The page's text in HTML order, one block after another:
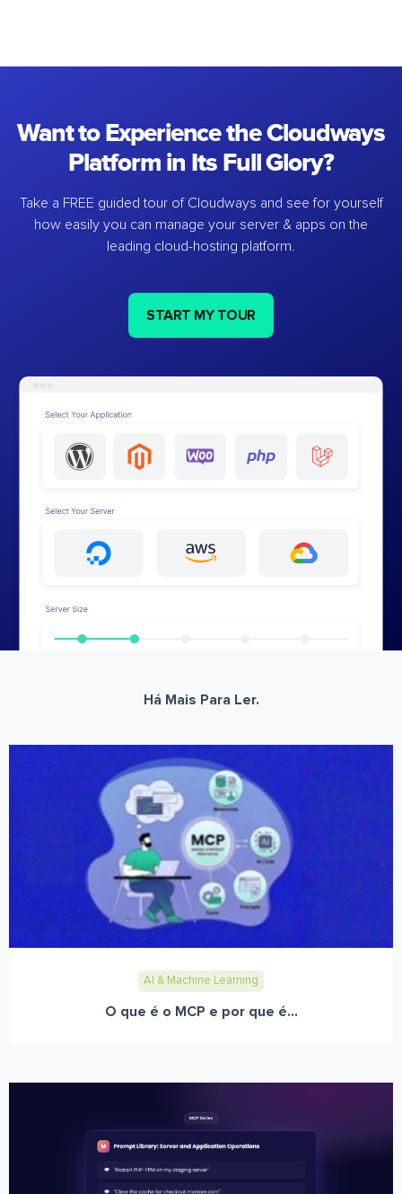
Want to Experience the Cloudways
Platform in Its Full Glory?
Take a FREE guided tour of Cloudways and see for yourself
how easily you can manage your server & apps on the
leading cloud-hosting platform.
START MY TOUR
Há Mais Para Ler.
AI & Machine Learning
O que é o MCP e por que é...